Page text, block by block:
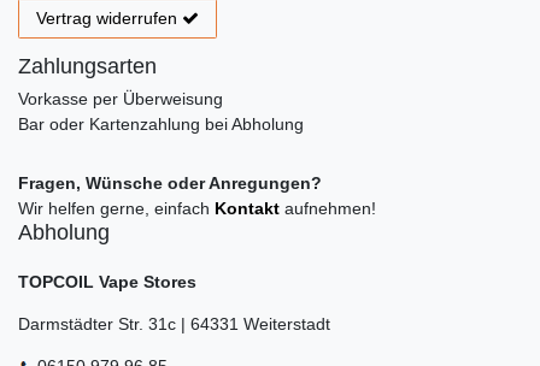
Vertrag widerrufen
Zahlungsarten
Vorkasse per Überweisung
Bar oder Kartenzahlung bei Abholung
Fragen, Wünsche oder Anregungen?
Wir helfen gerne, einfach Kontakt aufnehmen!
Abholung
TOPCOIL Vape Stores
Darmstädter Str. 31c | 64331 Weiterstadt